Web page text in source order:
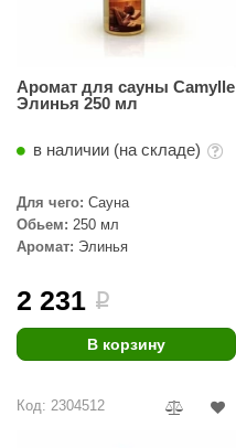
Термо
Аромат для сауны Camylle
Элинья 250 мл
в наличии (на складе)
Для чего: Сауна
Обьем: 250 мл
Аромат: Элинья
2 231 i
В корзину
Код: 2304512